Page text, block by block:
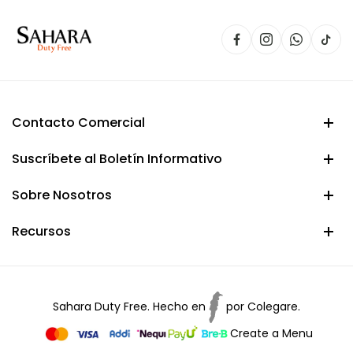
Contacto Comercial
Suscríbete al Boletín Informativo
Sobre Nosotros
Recursos
Sahara Duty Free. Hecho en por Colegare.
Create a Menu